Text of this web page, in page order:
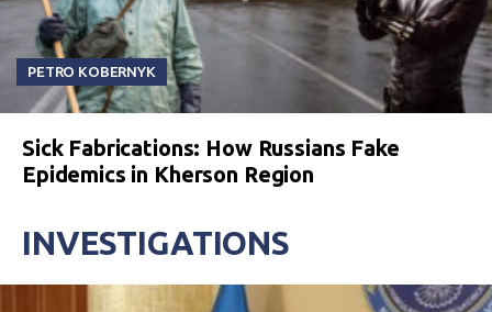
PETRO KOBERNYK
Sick Fabrications: How Russians Fake
Epidemics in Kherson Region
INVESTIGATIONS